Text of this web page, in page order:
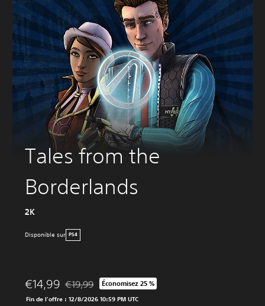
Tales from the
Borderlands
2K
Disponible sur PS4
€14,99 Remise par rapport au prix d'origine de €19,99
€19,99 Économisez 25 %
Fin de l'offre : 12/8/2026 10:59 PM UTC